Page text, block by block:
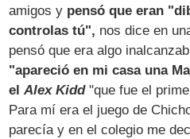
amigos y pensó que eran
controlas tú", nos dice en
pensó que era algo
"apareció en mi casa una
elAlex Kidd"que fue el
Para mí era el juego de
parecía y en el colegio me